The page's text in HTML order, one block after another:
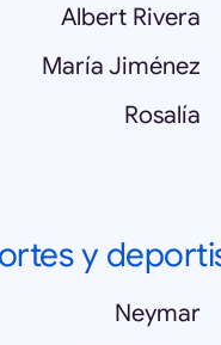
Albert Rivera
María Jiménez
Rosalía
y
Neymar